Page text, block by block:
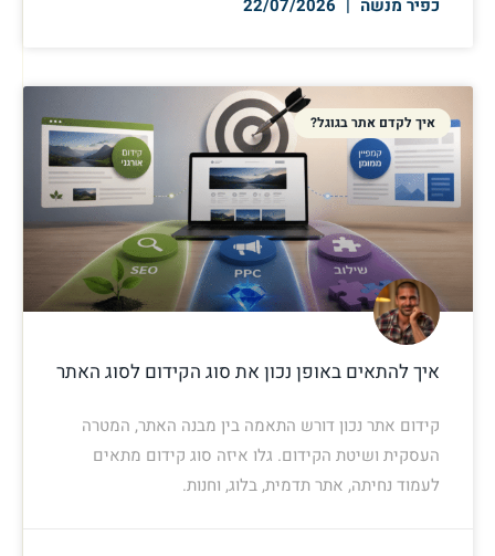
כפיר מנשה
איך לקדם אתר בגוגל?
איך להתאים באופן נכון את סוג הקידום לסוג האתר
קידום אתר נכון דורש התאמה בין מבנה האתר, המטרה
העסקית ושיטת הקידום. גלו איזה סוג קידום מתאים
לעמוד נחיתה, אתר תדמית, בלוג, וחנות.